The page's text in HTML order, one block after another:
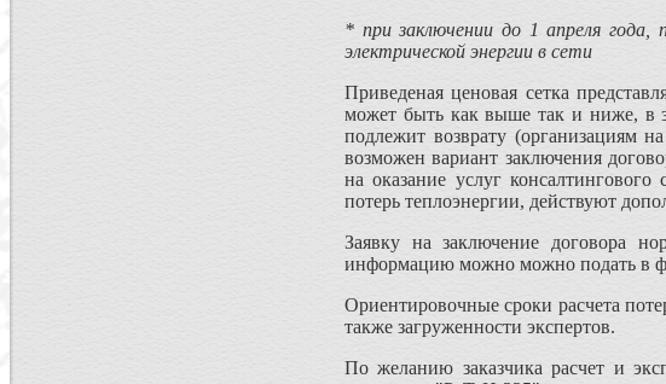
* при заключении до 1 апреля года,
электрической энергии в сети
Приведеная ценовая сетка
может быть как выше так и ниже, в
подлежит возврату (организациям
возможен вариант заключения
на оказание услуг
потерь теплоэнергии, действуют
Заявку на заключение договора
информацию можно можно подать в
Ориентировочные сроки расчета
также загруженности экспертов.
По желанию заказчика расчет и